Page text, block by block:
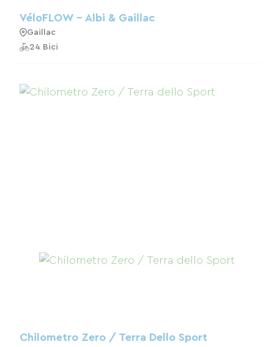
VéloFLOW - Albi & Gaillac
Gaillac
24 Bici
Chilometro Zero / Terra Dello Sport